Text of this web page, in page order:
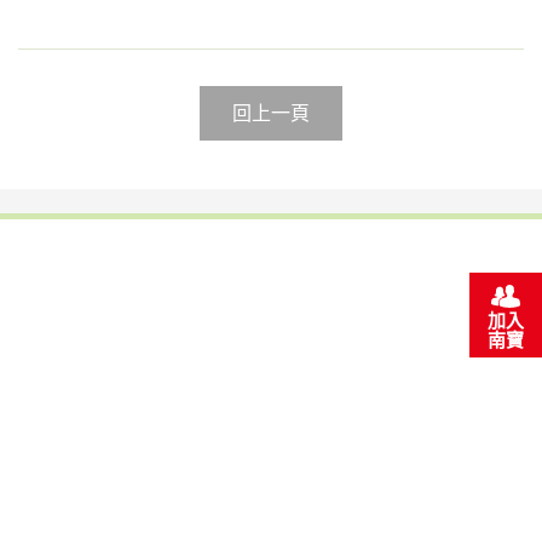
回上一頁
光電半導體暨功能性用膠加入
南寶